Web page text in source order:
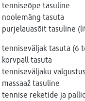
tenniseõpe tasuline
noolemäng tasuta
purjelauasõit tasuline
tenniseväljak tasuta (6
korvpall tasuta
tenniseväljaku
massaaž tasuline
tennise reketide ja